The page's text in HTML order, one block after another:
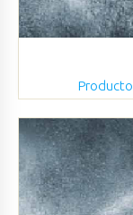
Producto